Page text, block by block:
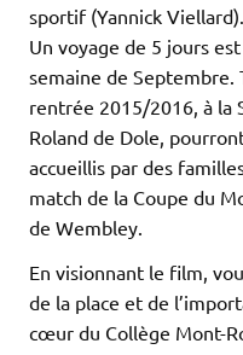
sportif (Yannick Viellard).
Un voyage de 5 jours
semaine de Septembre.
rentrée 2015/2016, à la
Roland de Dole,
accueillis par des
match de la Coupe du
de Wembley.
En visionnant le film,
de la place et de
cœur du Collège Mont-